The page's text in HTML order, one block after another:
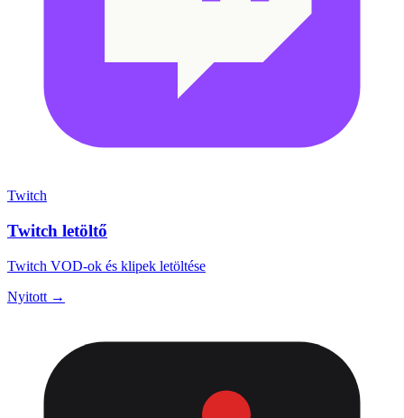
Twitch
Twitch letöltő
Twitch VOD-ok és klipek letöltése
Nyitott →